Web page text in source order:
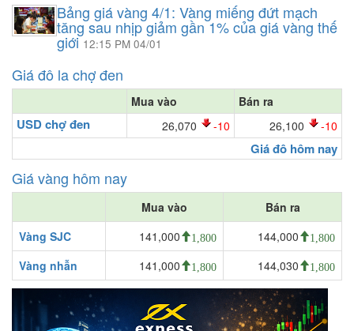
Bảng giá vàng 4/1: Vàng miếng đứt mạch
tăng sau nhịp giảm gần 1% của giá vàng thế
giới12:15 PM 04/01
Giá đô la chợ đen
Mua vào Bán ra
USD chợ đen 26,070 -10 26,100 -10
Giá đô hôm nay
Giá vàng hôm nay
Mua vào
Bán ra
Vàng SJC
141,000 1,800 144,000 1,800
Vàng nhẫn 141,000 1,800 144,030 1,800